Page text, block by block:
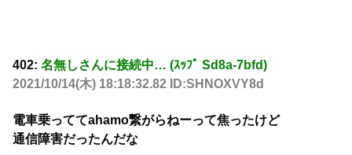
402: 名無しさんに接続中… (ｽｯﾌﾟ Sd8a-7bfd)
2021/10/14(木) 18:18:32.82 ID:SHNOXVY8d
電車乗っててahamo繋がらねーって焦ったけど
通信障害だったんだな